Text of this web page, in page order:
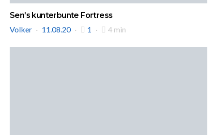
Sen’s kunterbunte Fortress
Volker
11.08.20 1 4 min